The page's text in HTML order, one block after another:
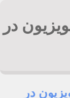
در
در